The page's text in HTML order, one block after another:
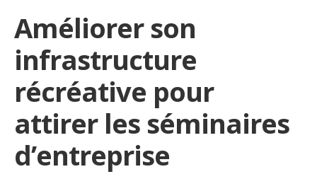
Améliorer son
infrastructure
récréative pour
attirer les séminaires
d’entreprise